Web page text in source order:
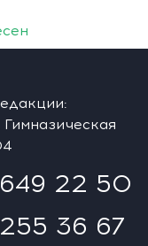
649 22 50
36 67